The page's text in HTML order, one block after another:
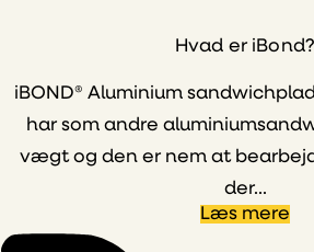
Hvad er iBond?
iBOND® Aluminium
har som andre
vægt og den er nem at
der...
Læs mere